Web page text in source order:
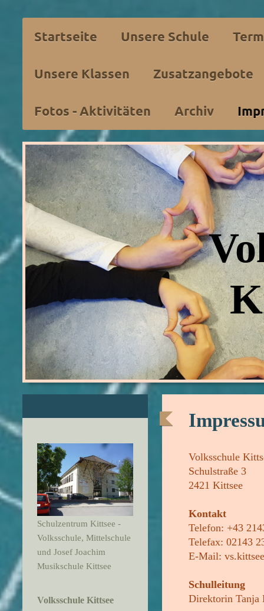
Startseite Unsere Schule
Unsere Klassen Zusatzangebote
Fotos - Aktivitäten Archiv
Volksschule
Schulstraße 3
2421 Kittsee
Kontakt
Telefon: +43
Telefax: 02143
E-Mail:
Schulleitung
Direktorin Tanja
Schulzentrum Kittsee -
Volksschule, Mittelschule
und Josef Joachim
Musikschule Kittsee
Volksschule Kittsee